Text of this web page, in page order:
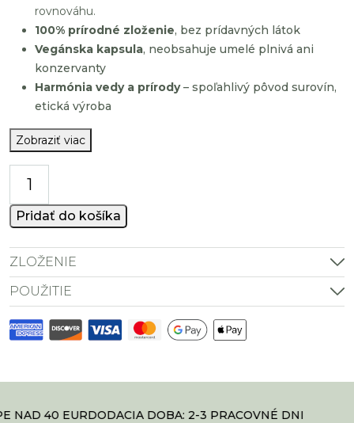
rovnováhu.
100% prírodné zloženie, bez prídavných látok
Vegánska kapsula, neobsahuje umelé plnivá ani
konzervanty
Harmónia vedy a prírody– spoľahlivý pôvod surovín,
etická výroba
Zobraziť viac
MenoEasy
Pridať do košíka
ZLOŽENIE
POUŽITIE
40 EURDODACIA DOBA: 2-3 PRACOVNÉ DNI